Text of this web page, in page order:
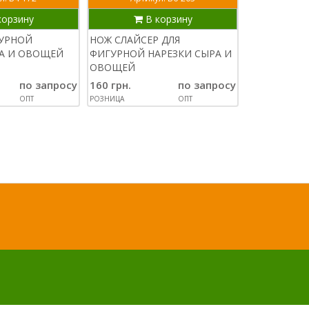
И ОВОЩЕЙ
по запросу
ОПТ
В корзину
НОЖ СЛАЙСЕР ДЛЯ
ФИГУРНОЙ НАРЕЗКИ СЫРА И
ОВОЩЕЙ
160 грн.
РОЗНИЦА
по запросу
ОПТ